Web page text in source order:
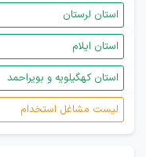
استان لرستان
استان ایلام
استان کهگیلویه و بویراحمد
لیست مشاغل استخدام